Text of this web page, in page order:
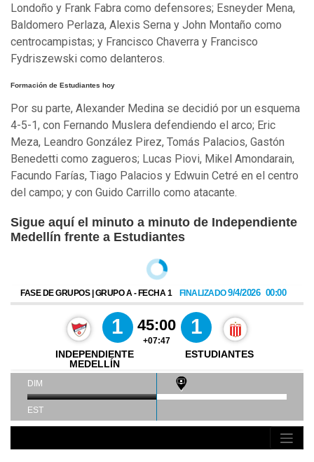
Londoño y Frank Fabra como defensores; Esneyder Mena,
Baldomero Perlaza, Alexis Serna y John Montaño como
centrocampistas; y Francisco Chaverra y Francisco
Fydriszewski como delanteros.
Formación de Estudiantes hoy
Por su parte, Alexander Medina se decidió por un esquema
4-5-1, con Fernando Muslera defendiendo el arco; Eric
Meza, Leandro González Pirez, Tomás Palacios, Gastón
Benedetti como zagueros; Lucas Piovi, Mikel Amondarain,
Facundo Farías, Tiago Palacios y Edwuin Cetré en el centro
del campo; y con Guido Carrillo como atacante.
Sigue aquí el minuto a minuto de Independiente
Medellín frente a Estudiantes